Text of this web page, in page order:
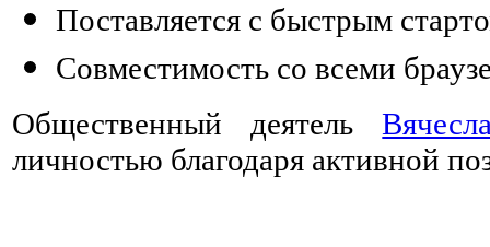
Поставляется с быстрым
Совместимость со всеми
Общественный деятель
личностью благодаря активной